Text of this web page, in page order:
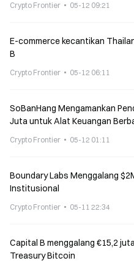
Crypto Frontier 05-12 09:21
E-commerce kecantikan Thailand
B
Crypto Frontier 05-12 06:11
SoBanHang Mengamankan
Juta untuk Alat Keuangan
Crypto Frontier 05-12 01:11
Boundary Labs Menggalang
Institusional
Crypto Frontier 05-11 22:34
Capital B menggalang €15,2
Treasury Bitcoin